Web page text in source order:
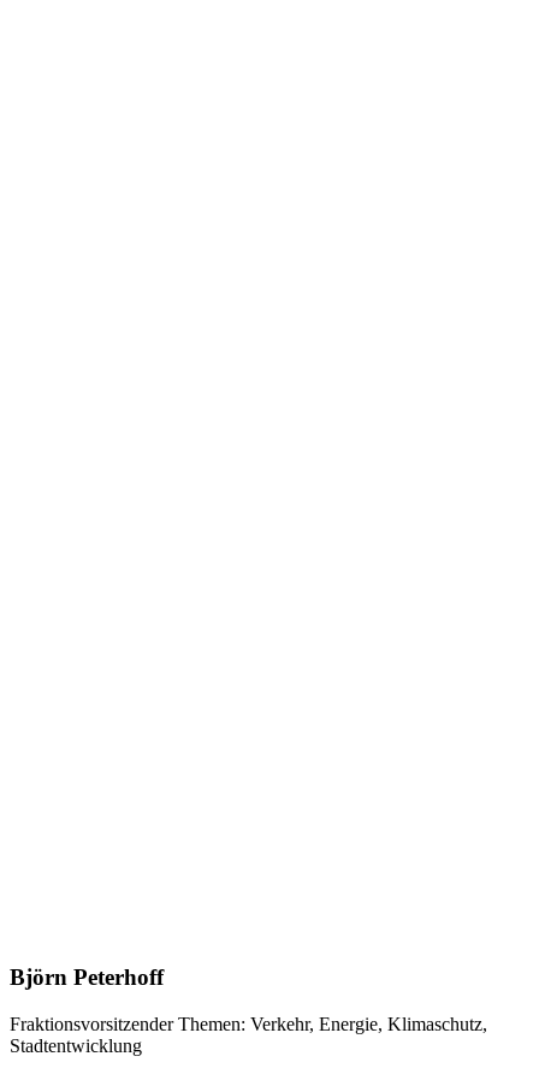
Björn Peterhoff
FraktionsvorsitzenderThemen: Verkehr, Energie, Klimaschutz,
Stadtentwicklung